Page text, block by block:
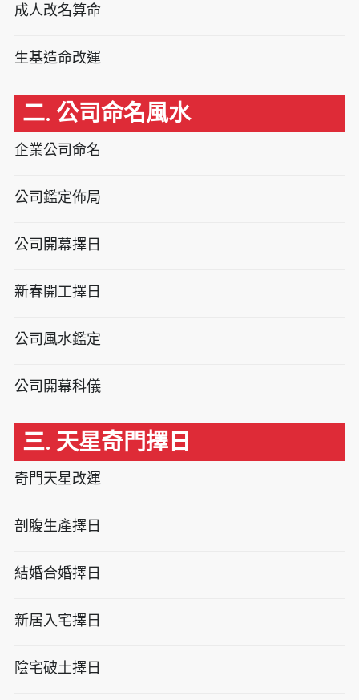
成人改名算命
生基造命改運
二. 公司命名風水
企業公司命名
公司鑑定佈局
公司開幕擇日
新春開工擇日
公司風水鑑定
公司開幕科儀
三. 天星奇門擇日
奇門天星改運
剖腹生產擇日
結婚合婚擇日
新居入宅擇日
陰宅破土擇日